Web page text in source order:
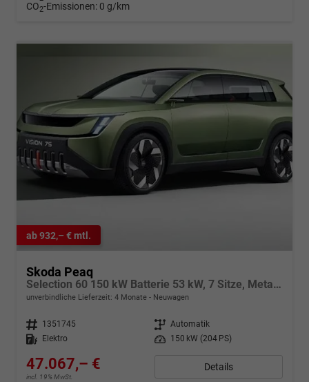
CO2-Emissionen: 0 g/km
ab 932,– € mtl.
Skoda Peaq
Selection 60 150 kW Batterie 53 kW, 7 Sitze, Metallfarbe, 4J. Garantie, Advanced Paket, Full-LED, dynam. Blinkleuchten, Easy Open & Close für Heckklappe, Sun Set, Navigationssystem, Rückkamera, Head-up Display, Intelligent Park Assist, Kessy Full
unverbindliche Lieferzeit: 4 Monate Neuwagen
Fahrzeugnr. 1351745 Getriebe Automatik
Kraftstoff
Elektro Leistung 150 kW (204 PS)
47.067,– €
incl. 19% MwSt.
Details